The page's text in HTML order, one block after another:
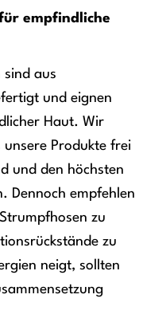
empfindliche
sind aus
und eignen
Haut. Wir
unsere Produkte frei
und den höchsten
Dennoch empfehlen
zu
zu
neigt, sollten